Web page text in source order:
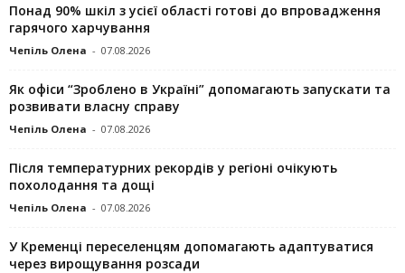
Понад 90% шкіл з усієї області готові до впровадження
гарячого харчування
Чепіль Олена - 07.08.2026
Як офіси “Зроблено в Україні” допомагають запускaти та
розвивати власну справу
Чепіль Олена - 07.08.2026
Після температурних рекордів у регіоні очікують
похолодання та дощі
Чепіль Олена - 07.08.2026
У Кременці переселенцям допомагають адаптуватися
через вирощування розсади